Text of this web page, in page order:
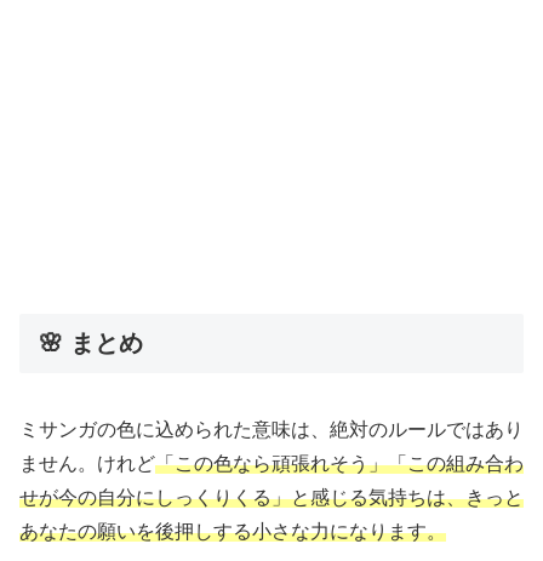
🌸 まとめ
ミサンガの色に込められた意味は、絶対のルールではあり
ません。けれど「この色なら頑張れそう」「この組み合わ
せが今の自分にしっくりくる」と感じる気持ちは、きっと
あなたの願いを後押しする小さな力になります。